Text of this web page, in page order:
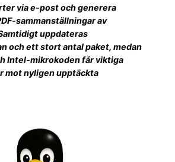
via e-post och generera
sammanställningar av
uppdateras
och ett stort antal paket, medan
Intel-mikrokoden får viktiga
mot nyligen upptäckta